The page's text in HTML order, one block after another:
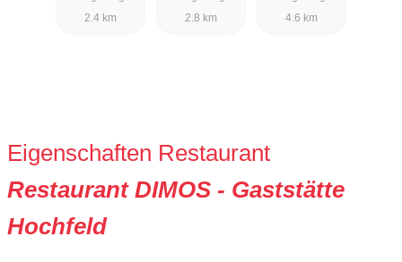
2.4 km
2.8 km
4.6 km
Eigenschaften Restaurant
Restaurant DIMOS - Gaststätte
Hochfeld